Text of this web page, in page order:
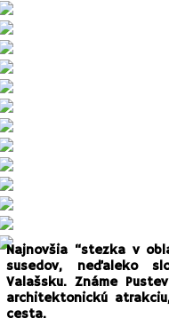
Najnovšia “stezka v
susedov, neďaleko
Valašsku. Známe
architektonickú
cesta.